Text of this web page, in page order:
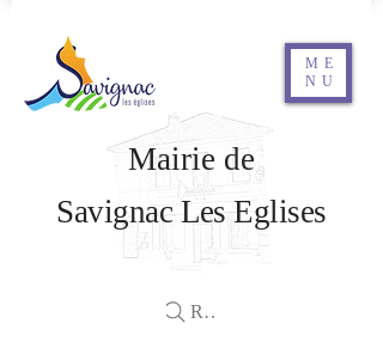
ME
NU
Savignac Les Eglises
Mairie de
Rechercher